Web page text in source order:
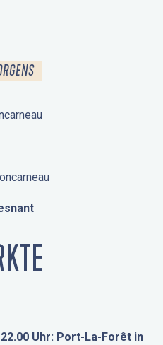
Uhr: Port-La-Forêt in